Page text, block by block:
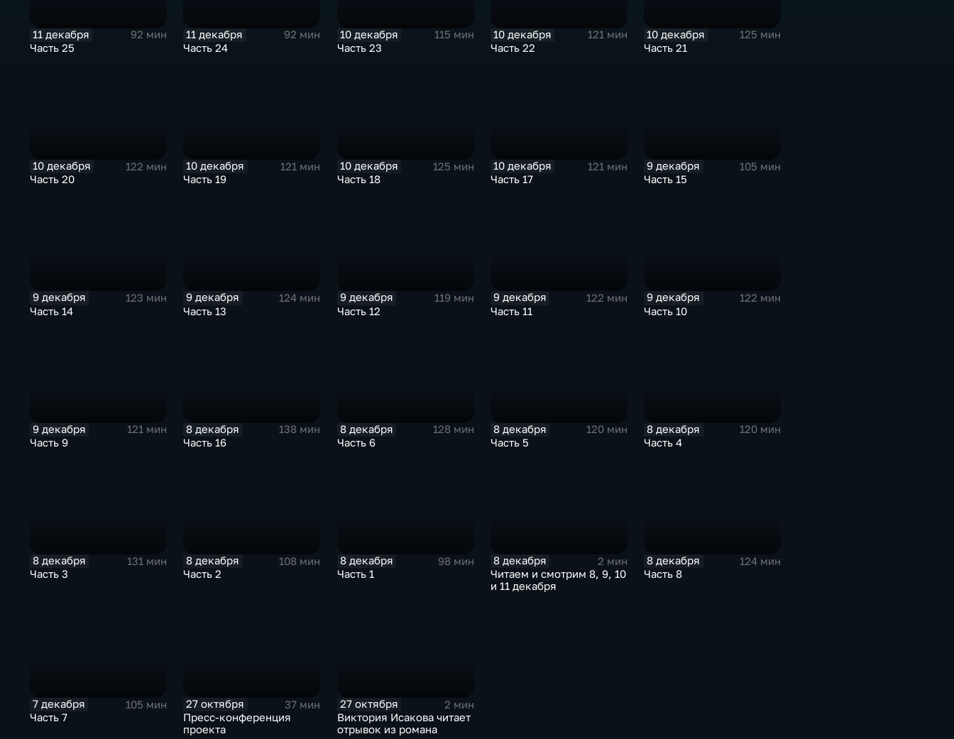
11 декабря
92 мин
Часть 25
11 декабря
92 мин
Часть 24
10 декабря
115 мин
Часть 23
10 декабря
121 мин
Часть 22
10 декабря
125 мин
Часть 21
10 декабря
122 мин
Часть 20
10 декабря
121 мин
Часть 19
10 декабря
125 мин
Часть 18
10 декабря
121 мин
Часть 17
9 декабря
105 мин
Часть 15
9 декабря
123 мин
Часть 14
9 декабря
124 мин
Часть 13
9 декабря
119 мин
Часть 12
9 декабря
122 мин
Часть 11
9 декабря
122 мин
Часть 10
9 декабря
121 мин
Часть 9
8 декабря
138 мин
Часть 16
8 декабря
128 мин
Часть 6
8 декабря
120 мин
Часть 5
8 декабря
120 мин
Часть 4
8 декабря
131 мин
Часть 3
8 декабря
108 мин
Часть 2
8 декабря
98 мин
Часть 1
8 декабря
2 мин
Читаем и смотрим 8, 9, 10
и 11 декабря
8 декабря
124 мин
Часть 8
7 декабря
105 мин
Часть 7
27 октября
37 мин
Пресс-конференция
проекта
27 октября
2 мин
Виктория Исакова читает
отрывок из романа